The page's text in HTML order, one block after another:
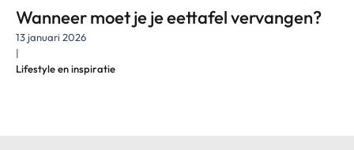
Wanneer moet je je eettafel vervangen?
13 januari 2026
|
Lifestyle en inspiratie